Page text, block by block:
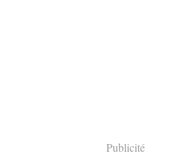
Publicité